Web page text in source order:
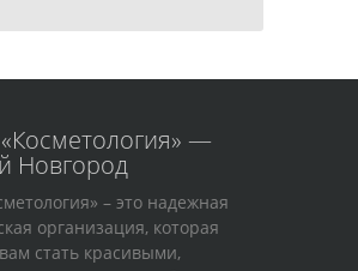
– это надежная
организация, которая
стать красивыми,